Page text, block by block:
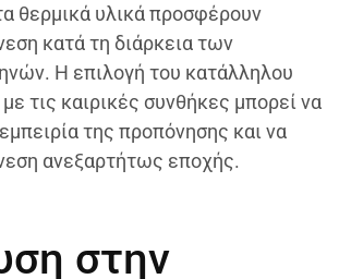
θερμικά υλικά προσφέρουν
κατά τη διάρκεια των
Η επιλογή του κατάλληλου
τις καιρικές συνθήκες μπορεί να
της προπόνησης και να
ανεξαρτήτως εποχής.
στην